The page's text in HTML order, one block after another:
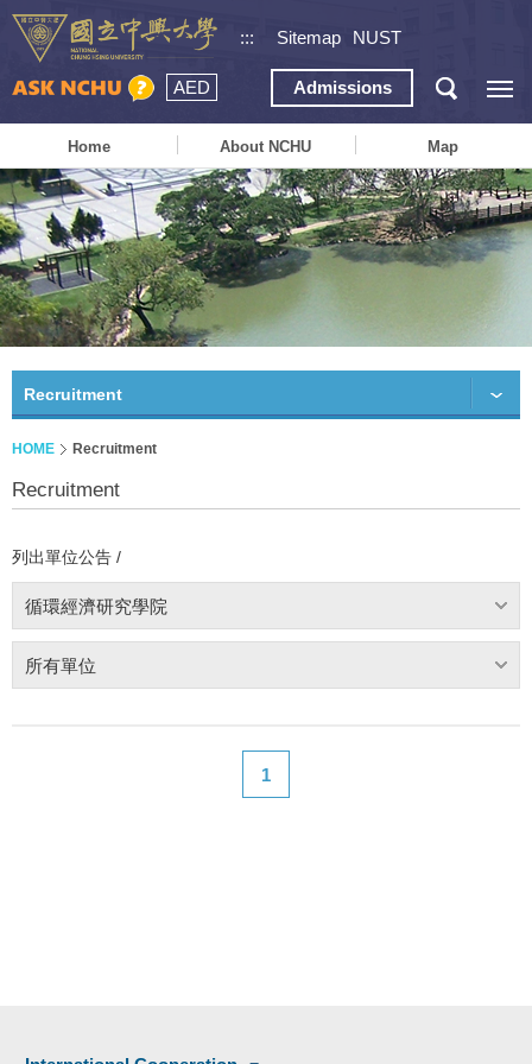
::: Sitemap NUST
AED Admissions
Home About NCHU Map
Recruitment
HOME Recruitment
Recruitment
列出單位公告 /
循環經濟研究學院
所有單位
1